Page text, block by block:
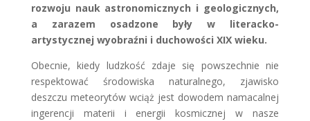
rozwoju nauk astronomicznych i geologicznych,
a zarazem osadzone były w literacko-
artystycznej wyobraźni i duchowości XIX wieku.
Obecnie, kiedy ludzkość zdaje się powszechnie nie
respektować środowiska naturalnego, zjawisko
deszczu meteorytów wciąż jest dowodem namacalnej
ingerencji materii i energii kosmicznej w nasze